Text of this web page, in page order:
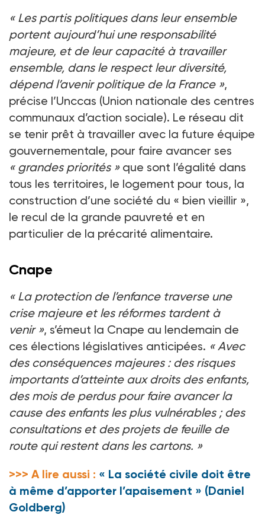
« Les partis politiques dans leur ensemble
portent aujourd’hui une responsabilité
majeure, et de leur capacité à travailler
ensemble, dans le respect leur diversité,
dépend l’avenir politique de la France »,
précise l’Unccas (Union nationale des centres
communaux d’action sociale). Le réseau dit
se tenir prêt à travailler avec la future équipe
gouvernementale, pour faire avancer ses
« grandes priorités » que sont l’égalité dans
tous les territoires, le logement pour tous, la
construction d’une société du « bien vieillir »,
le recul de la grande pauvreté et en
particulier de la précarité alimentaire.
Cnape
« La protection de l’enfance traverse une
crise majeure et les réformes tardent à
venir », s’émeut la Cnape au lendemain de
ces élections législatives anticipées. « Avec
des conséquences majeures : des risques
importants d’atteinte aux droits des enfants,
des mois de perdus pour faire avancer la
cause des enfants les plus vulnérables ; des
consultations et des projets de feuille de
route qui restent dans les cartons. »
>>> A lire aussi : « La société civile doit être
à même d’apporter l’apaisement » (Daniel
Goldberg)